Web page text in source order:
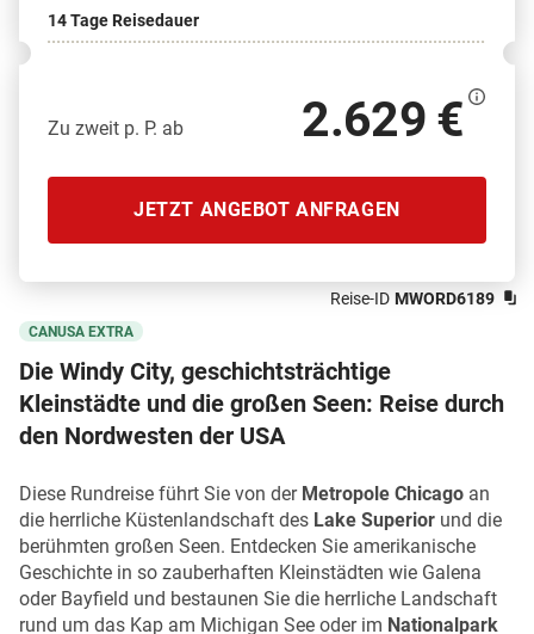
14 Tage Reisedauer
Zu zweit p. P. ab 2.629 €
JETZT ANGEBOT ANFRAGEN
Reise-ID MWORD6189
CANUSA EXTRA
Die Windy City, geschichtsträchtige
Kleinstädte und die großen Seen: Reise durch
den Nordwesten der USA
Diese Rundreise führt Sie von der Metropole Chicago an
die herrliche Küstenlandschaft des Lake Superior und die
berühmten großen Seen. Entdecken Sie amerikanische
Geschichte in so zauberhaften Kleinstädten wie Galena
oder Bayfield und bestaunen Sie die herrliche Landschaft
rund um das Kap am Michigan See oder im Nationalpark